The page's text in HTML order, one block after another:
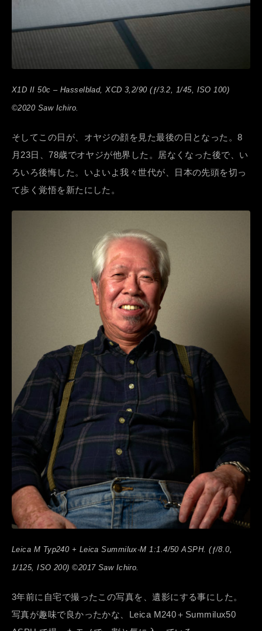
X1D II 50c – Hasselblad, XCD 3,2/90 (ƒ/3.2, 1/45, ISO 100)
©2020 Saw Ichiro.
そしてこの日が、オヤジの顔を見た最後の日となった。8
月23日、78歳でオヤジが他界した。居なくなった後で、い
ろいろ後悔した。いよいよ我々世代が、日本の先頭を切っ
て歩く覚悟を新たにした。
Leica M Typ240 + Leica Summilux-M 1:1.4/50 ASPH. (ƒ/8.0,
1/125, ISO 200) ©2017 Saw Ichiro.
3年前に自宅で撮ったこの写真を、遺影にする事にした。
写真が趣味で良かったかな、Leica M240＋Summilux50